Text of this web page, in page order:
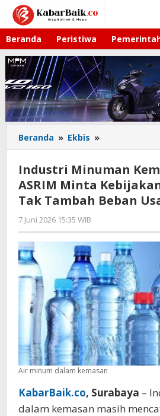
Lewati
konten
Beranda Peristiwa
Beranda » Ekbis »
Minuman
Tumbuh,
ASRIM
Minta
Tambah
Beban
Usaha
Industri Minuman
ASRIM Minta
Tak Tambah Beban
7 Juni 2026 15:35 WIB
Imam
WD
Air minum dalam kemasan
KabarBaik.co, Surabaya –
dalam kemasan masih